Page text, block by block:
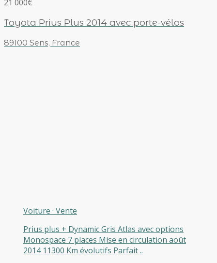
21 000€
Toyota Prius Plus 2014 avec porte-vélos
89100 Sens, France
Voiture · Vente
Prius plus + Dynamic Gris Atlas avec options
Monospace 7 places Mise en circulation août
2014 11300 Km évolutifs Parfait ..